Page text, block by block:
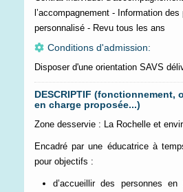
l’accompagnement - Information
personnalisé - Revu tous les ans
Conditions d'admission:
Disposer d'une orientation SAVS
DESCRIPTIF (fonctionnement,
en charge proposée...)
Zone desservie : La Rochelle et
Encadré par une éducatrice à
pour objectifs :
d’accueillir des personnes